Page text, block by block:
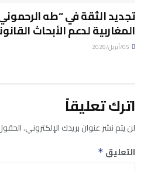
تجديد الثقة في “طه
المغاربية لدعم الأبحاث
اترك تعليقاً
لن يتم نشر عنوان بريدك الإلكتروني.
التعليق *